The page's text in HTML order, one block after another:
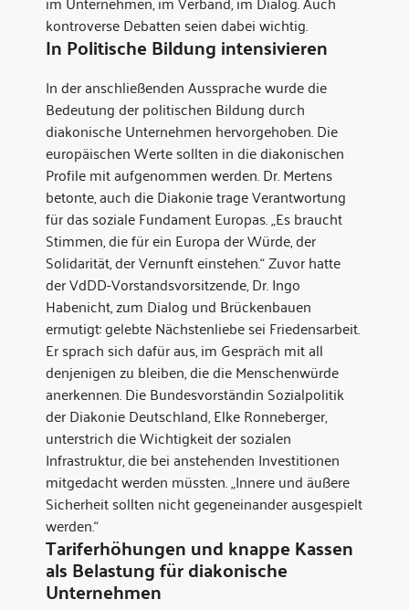
kontroverse Debatten seien dabei wichtig.
In Politische Bildung intensivieren
In der anschließenden Aussprache wurde die
Bedeutung der politischen Bildung durch
diakonische Unternehmen hervorgehoben. Die
europäischen Werte sollten in die diakonischen
Profile mit aufgenommen werden. Dr. Mertens
betonte, auch die Diakonie trage Verantwortung
für das soziale Fundament Europas. „Es braucht
Stimmen, die für ein Europa der Würde, der
Solidarität, der Vernunft einstehen.“ Zuvor hatte
der VdDD-Vorstandsvorsitzende, Dr. Ingo
Habenicht, zum Dialog und Brückenbauen
ermutigt: gelebte Nächstenliebe sei Friedensarbeit.
Er sprach sich dafür aus, im Gespräch mit all
denjenigen zu bleiben, die die Menschenwürde
anerkennen. Die Bundesvorständin Sozialpolitik
der Diakonie Deutschland, Elke Ronneberger,
unterstrich die Wichtigkeit der sozialen
Infrastruktur, die bei anstehenden Investitionen
mitgedacht werden müssten. „Innere und äußere
Sicherheit sollten nicht gegeneinander ausgespielt
werden.“
Tariferhöhungen und knappe Kassen
als Belastung für diakonische
Unternehmen